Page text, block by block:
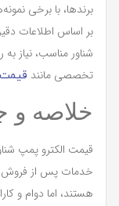
برندها، با برخی
بر اساس اطلاعات
شناور مناسب، نیاز به
تخصصی مانند قیمت
خلاصه و
قیمت الکترو پمپ
خدمات پس از فروش
هستند، اما دوام و